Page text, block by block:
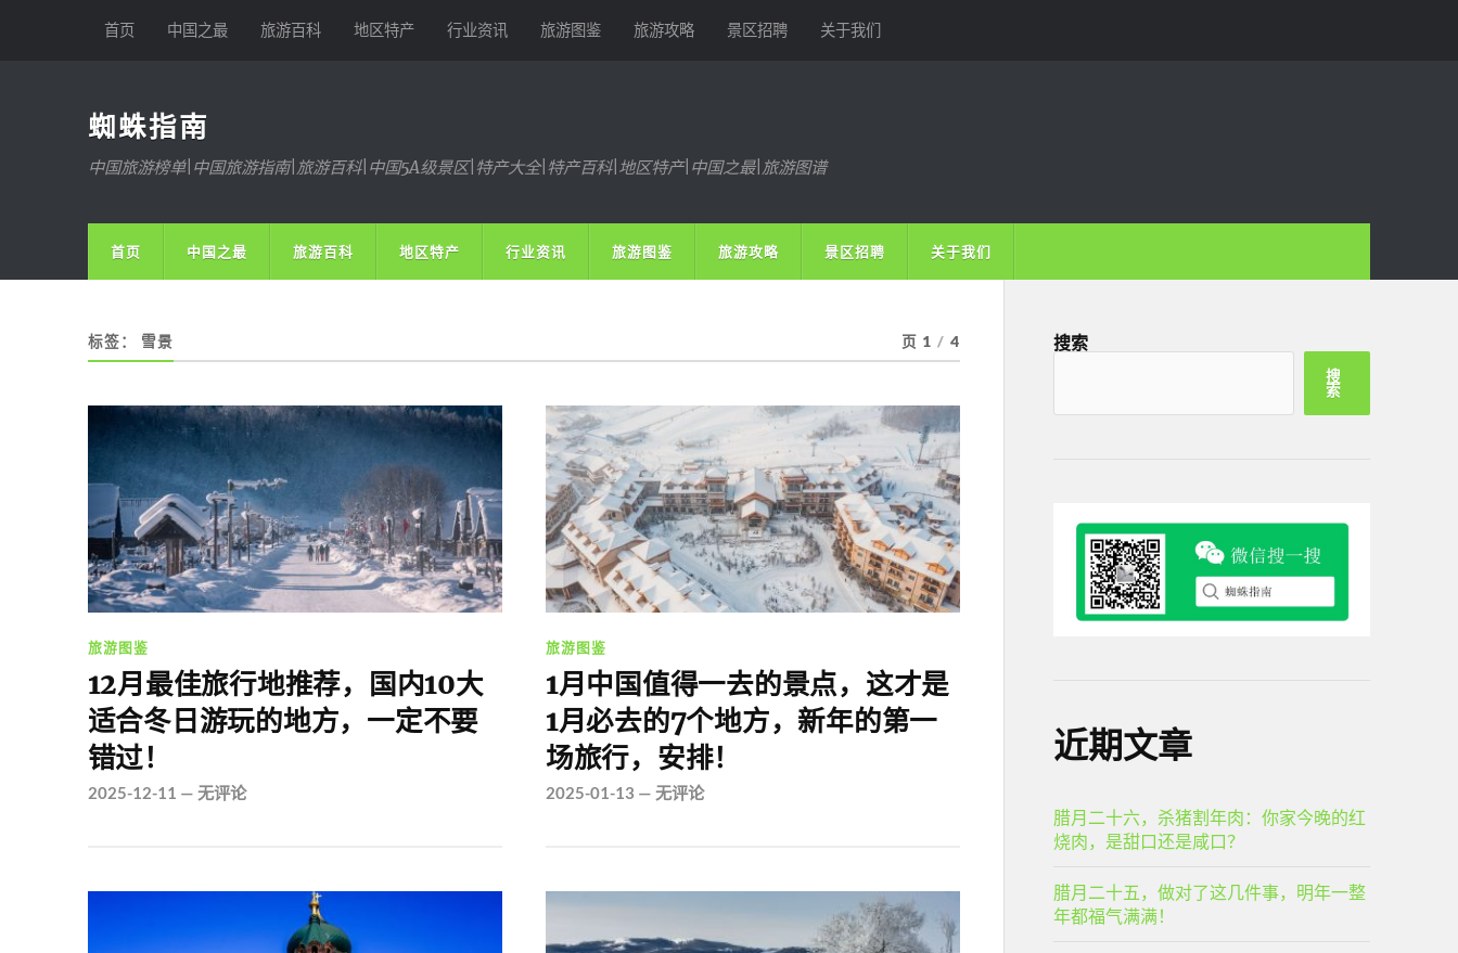
首页 中国之最 旅游百科 地区特产 行业资讯 旅游图鉴 旅游攻略 景区招聘 关于我们
蜘蛛指南
中国旅游榜单|中国旅游指南|旅游百科|中国5A级景区|特产大全|特产百科|地区特产|中国之最|旅游图谱
首页 中国之最 旅游百科 地区特产 行业资讯 旅游图鉴 旅游攻略 景区招聘 关于我们
标签： 雪景 页 1 / 4
旅游图鉴
12月最佳旅行地推荐，国内10大
适合冬日游玩的地方，一定不要
错过！
2025-12-11 — 无评论
旅游图鉴
1月中国值得一去的景点，这才是
1月必去的7个地方，新年的第一
场旅行，安排！
2025-01-13 — 无评论
搜索
搜
索
近期文章
腊月二十六，杀猪割年肉：你家今晚的红
烧肉，是甜口还是咸口？
腊月二十五，做对了这几件事，明年一整
年都福气满满！